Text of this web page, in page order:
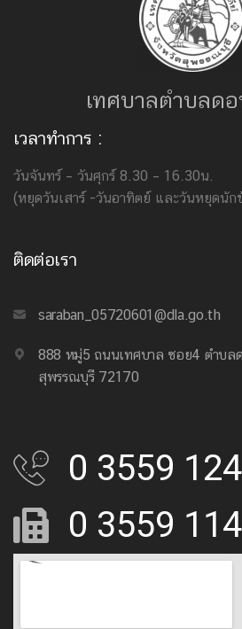
เทศบาลตำบลด
เวลาทำการ :
วันจันทร์ – วันศุกร์ 8.30 – 16.30น.
(หยุดวันเสาร์ -วันอาทิตย์ และวันหยุดนัก
ติดต่อเรา
saraban_05720601@dla.go.th
888 หมู่5 ถนนเทศบาล ซอย4 ตำบล
สุพรรณบุรี 72170
0 3559
0 3559